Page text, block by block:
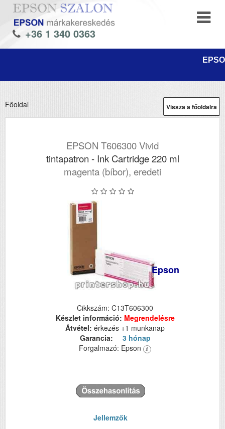
+36 1 340 0363
Vissza a főoldalra
Főoldal
EPSON T606300 Vivid
tintapatron - Ink Cartridge 220 ml
magenta (bíbor), eredeti
Epson
Cikkszám: C13T606300
Készlet információ: Megrendelésre
Átvétel: érkezés +1 munkanap
Garancia:
3 hónap
Forgalmazó: Epson
Jellemzők